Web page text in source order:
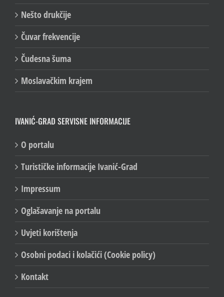
Nešto drukčije
Čuvar frekvencije
Čudesna šuma
Moslavačkim krajem
IVANIĆ-GRAD SERVISNE INFORMACIJE
O portalu
Turističke informacije Ivanić-Grad
Impressum
Oglašavanje na portalu
Uvjeti korištenja
Osobni podaci i kolačići (Cookie policy)
Kontakt